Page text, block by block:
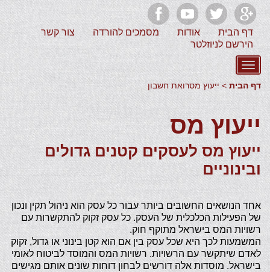
דף הבית אודות מסמכים להורדה
צור קשר
הירשם לניוזלטר
דף הבית> ייעוץ מסרואת חשבון
ייעוץ מס
ייעוץ מס לעסקים קטנים גדולים
ובינוניים
אחד הנושאים החשובים ביותר עבור כל עסק הוא ניהול תקין ונכון
של הפעילות הכלכלית של העסק. כל עסק זקוק להתקשרות עם
רשויות המס בישראל מתוקף חוק.
המשמעות לכך היא שכל עסק בין אם הוא קטן בינוני או גדול, זקוק
לאדם שיתקשר עם הרשויות. רשויות המס והמוסד לביטוח לאומי
בישראל. מוסדות אלה דורשים לבחון דוחות שונים אותם מגישים